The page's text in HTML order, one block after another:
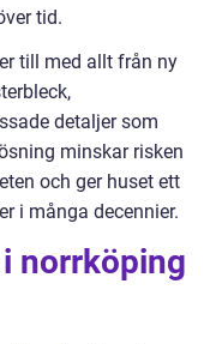
tid.
till med allt från ny
detaljer som
minskar risken
och ger huset ett
i många decennier.
norrköping